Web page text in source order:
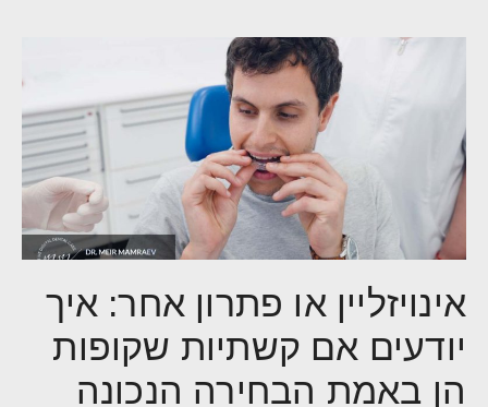
אינויזליין או פתרון אחר: איך
יודעים אם קשתיות שקופות
הן באמת הבחירה הנכונה